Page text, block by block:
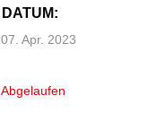
DATUM:
07. Apr. 2023
Abgelaufen